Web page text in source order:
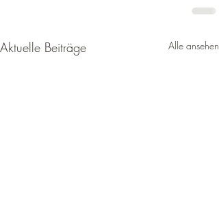
Aktuelle Beiträge Alle ansehen